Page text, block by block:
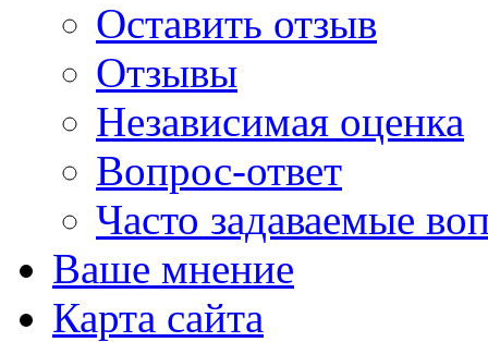
Оставить отзыв
Отзывы
Независимая оценка
Вопрос-ответ
Часто задаваемые
Ваше мнение
Карта сайта